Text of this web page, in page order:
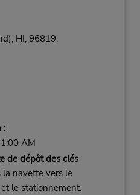
HI, 96819,
:
AM
de dépôt des clés
la navette vers le
le stationnement.